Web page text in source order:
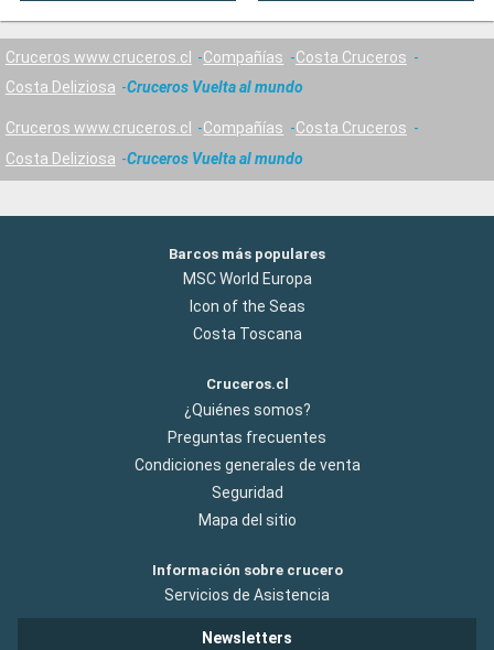
Cruceros www.cruceros.cl Compañías
Costa Cruceros
Costa Deliziosa
Cruceros Vuelta al mundo
Cruceros www.cruceros.cl Compañías
Costa Cruceros
Costa Deliziosa
Cruceros Vuelta al mundo
Barcos más populares
MSC World Europa
Icon of the Seas
Costa Toscana
Cruceros.cl
¿Quiénes somos?
Preguntas frecuentes
Condiciones generales de venta
Seguridad
Mapa del sitio
Información sobre crucero
Servicios de Asistencia
Newsletters